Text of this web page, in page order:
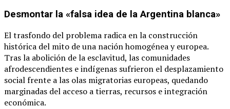
Desmontar la «falsa idea de la Argentina blanca»
El trasfondo del problema radica en la construcción
histórica del mito de una nación homogénea y europea.
Tras la abolición de la esclavitud, las comunidades
afrodescendientes e indígenas sufrieron el desplazamiento
social frente a las olas migratorias europeas, quedando
marginadas del acceso a tierras, recursos e integración
económica.